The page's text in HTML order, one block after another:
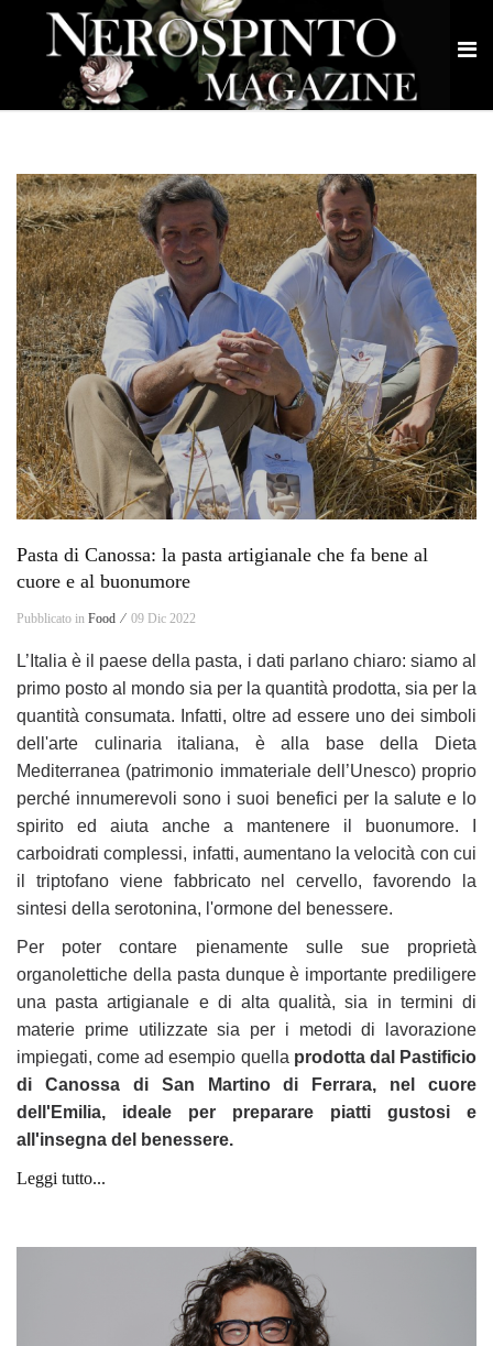
Pasta di Canossa: la pasta artigianale che fa bene al
cuore e al buonumore
Pubblicato in Food ⁄ 09 Dic 2022
L’Italia è il paese della pasta, i dati parlano chiaro: siamo al
primo posto al mondo sia per la quantità prodotta, sia per la
quantità consumata. Infatti, oltre ad essere uno dei simboli
dell'arte culinaria italiana, è alla base della Dieta
Mediterranea (patrimonio immateriale dell’Unesco) proprio
perché innumerevoli sono i suoi benefici per la salute e lo
spirito ed aiuta anche a mantenere il buonumore. I
carboidrati complessi, infatti, aumentano la velocità con cui
il triptofano viene fabbricato nel cervello, favorendo la
sintesi della serotonina, l'ormone del benessere.
Per poter contare pienamente sulle sue proprietà
organolettiche della pasta dunque è importante prediligere
una pasta artigianale e di alta qualità, sia in termini di
materie prime utilizzate sia per i metodi di lavorazione
impiegati, come ad esempio quella prodotta dal Pastificio
di Canossa di San Martino di Ferrara, nel cuore
dell'Emilia, ideale per preparare piatti gustosi e
all'insegna del
benessere.
Leggi tutto...